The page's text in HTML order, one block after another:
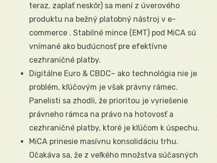
teraz, zaplať neskôr) sa mení z úverového
produktu na bežný platobný nástroj v e-
commerce . Stabilné mince (EMT) pod MiCA sú
vnímané ako budúcnosť pre efektívne
cezhraničné platby.
Digitálne Euro & CBDC– ako technológia nie je
problém, kľúčovým je však právny rámec.
Panelisti sa zhodli, že prioritou je vyriešenie
právneho rámca na právo na hotovosť a
cezhraničné platby, ktoré je kľúčom k úspechu.
MiCA prinesie masívnu konsolidáciu trhu.
Očakáva sa, že z veľkého množstva súčasných